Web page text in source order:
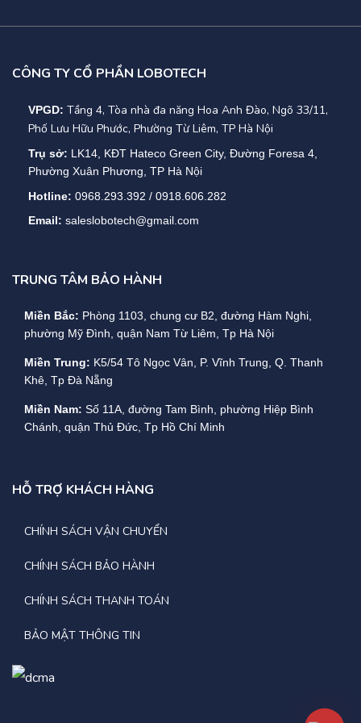
CÔNG TY CỔ PHẦN LOBOTECH
VPGD: Tầng 4, Tòa nhà đa năng Hoa Anh Đào, Ngõ 33/11,
Phố Lưu Hữu Phước, Phường Từ Liêm, TP Hà Nội
Trụ sở: LK14, KĐT Hateco Green City, Đường Foresa 4,
Phường Xuân Phương, TP Hà Nội
Hotline: 0968.293.392 / 0918.606.282
Email: saleslobotech@gmail.com
TRUNG TÂM BẢO HÀNH
Miền Bắc: Phòng 1103, chung cư B2, đường Hàm Nghi,
phường Mỹ Đình, quận Nam Từ Liêm, Tp Hà Nội
Miền Trung: K5/54 Tô Ngọc Vân, P. Vĩnh Trung, Q. Thanh
Khê, Tp Đà Nẵng
Miền Nam: Số 11A, đường Tam Bình, phường Hiệp Bình
Chánh, quận Thủ Đức, Tp Hồ Chí Minh
HỖ TRỢ KHÁCH HÀNG
CHÍNH SÁCH VẬN CHUYỂN
CHÍNH SÁCH BẢO HÀNH
CHÍNH SÁCH THANH TOÁN
BẢO MẬT THÔNG TIN